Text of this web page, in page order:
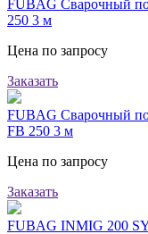
FUBAG Сварочный
250 3 м
Цена по запросу
Заказать
FUBAG Сварочный
FB 250 3 м
Цена по запросу
Заказать
FUBAG INMIG 200